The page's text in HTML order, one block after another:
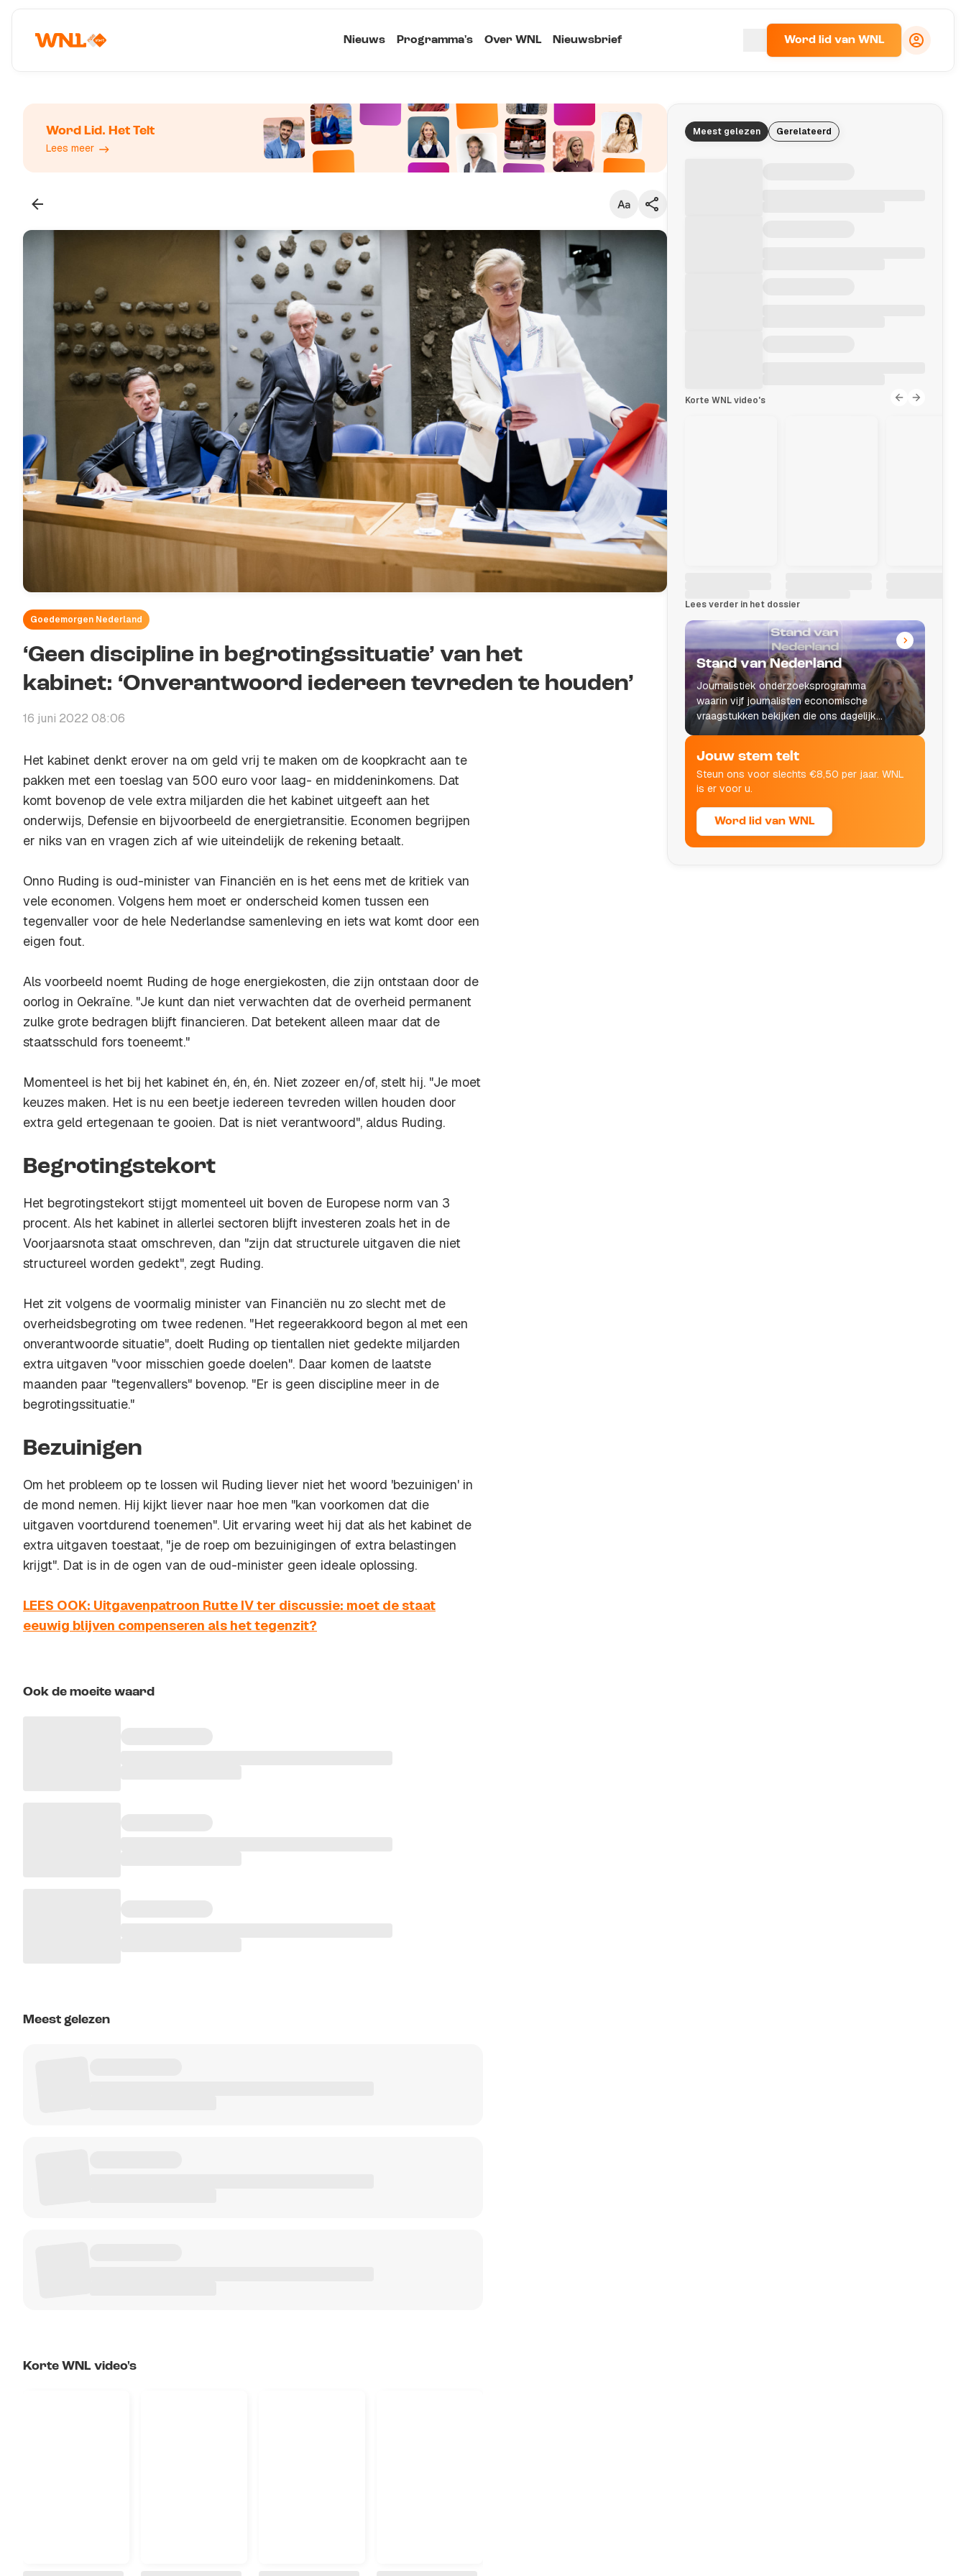
Nieuws Programma's Over WNL Nieuwsbrief Word lid van WNL
Word Lid. Het Telt
Lees meer
Klein
Standaard
Groot
Kopieer link
Goedemorgen Nederland
‘Geen discipline in begrotingssituatie’ van het
kabinet: ‘Onverantwoord iedereen tevreden te houden’
16 juni 2022 08:06
Het kabinet denkt erover na om geld vrij te maken om de koopkracht aan te
pakken met een toeslag van 500 euro voor laag- en middeninkomens. Dat
komt bovenop de vele extra miljarden die het kabinet uitgeeft aan het
onderwijs, Defensie en bijvoorbeeld de energietransitie. Economen begrijpen
er niks van en vragen zich af wie uiteindelijk de rekening betaalt.
Onno Ruding is oud-minister van Financiën en is het eens met de kritiek van
vele economen. Volgens hem moet er onderscheid komen tussen een
tegenvaller voor de hele Nederlandse samenleving en iets wat komt door een
eigen fout.
Als voorbeeld noemt Ruding de hoge energiekosten, die zijn ontstaan door de
oorlog in Oekraïne. "Je kunt dan niet verwachten dat de overheid permanent
zulke grote bedragen blijft financieren. Dat betekent alleen maar dat de
staatsschuld fors toeneemt."
Momenteel is het bij het kabinet én, én, én. Niet zozeer en/of, stelt hij. "Je moet
keuzes maken. Het is nu een beetje iedereen tevreden willen houden door
extra geld ertegenaan te gooien. Dat is niet verantwoord", aldus Ruding.
Begrotingstekort
Het begrotingstekort stijgt momenteel uit boven de Europese norm van 3
procent. Als het kabinet in allerlei sectoren blijft investeren zoals het in de
Voorjaarsnota staat omschreven, dan "zijn dat structurele uitgaven die niet
structureel worden gedekt", zegt Ruding.
Het zit volgens de voormalig minister van Financiën nu zo slecht met de
overheidsbegroting om twee redenen. "Het regeerakkoord begon al met een
onverantwoorde situatie", doelt Ruding op tientallen niet gedekte miljarden
extra uitgaven "voor misschien goede doelen". Daar komen de laatste
maanden paar "tegenvallers" bovenop. "Er is geen discipline meer in de
begrotingssituatie."
Bezuinigen
Om het probleem op te lossen wil Ruding liever niet het woord 'bezuinigen' in
de mond nemen. Hij kijkt liever naar hoe men "kan voorkomen dat die
uitgaven voortdurend toenemen". Uit ervaring weet hij dat als het kabinet de
extra uitgaven toestaat, "je de roep om bezuinigingen of extra belastingen
krijgt". Dat is in de ogen van de oud-minister geen ideale oplossing.
LEES OOK: Uitgavenpatroon Rutte IV ter discussie: moet de staat
eeuwig blijven compenseren als het tegenzit?
Ook de moeite waard
Meest gelezen
Korte WNL video's
Meest gelezen Gerelateerd
Korte WNL video's
Lees verder in het dossier
Stand van Nederland
Journalistiek onderzoeksprogramma
waarin vijf journalisten economische
vraagstukken bekijken die ons dagelijks
leven raken.
Jouw stem telt
Steun ons voor slechts €8,50 per jaar. WNL
is er voor u.
Word lid van WNL